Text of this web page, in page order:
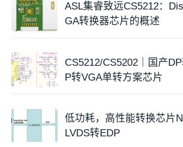
ASL集睿致远CS5212：
GA转换器芯片的概述
CS5212/CS5202｜国产
P转VGA单转方案芯片
低功耗，高性能转换芯片
LVDS转EDP